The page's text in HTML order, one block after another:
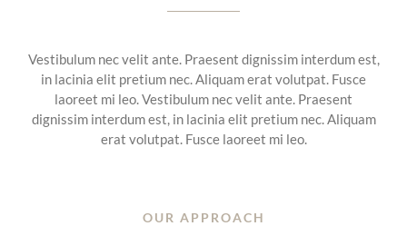
Vestibulum nec velit ante. Praesent dignissim interdum est,
in lacinia elit pretium nec. Aliquam erat volutpat. Fusce
laoreet mi leo. Vestibulum nec velit ante. Praesent
dignissim interdum est, in lacinia elit pretium nec. Aliquam
erat volutpat. Fusce laoreet mi leo.
OUR APPROACH